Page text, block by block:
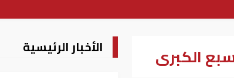
الكبرى الأخبار الرئيسية